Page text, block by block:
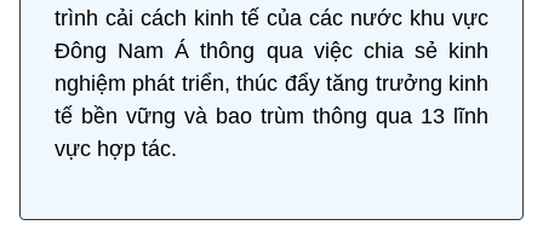
trình cải cách kinh tế của các nước khu vực
Đông Nam Á thông qua việc chia sẻ kinh
nghiệm phát triển, thúc đẩy tăng trưởng kinh
tế bền vững và bao trùm thông qua 13 lĩnh
vực hợp tác.